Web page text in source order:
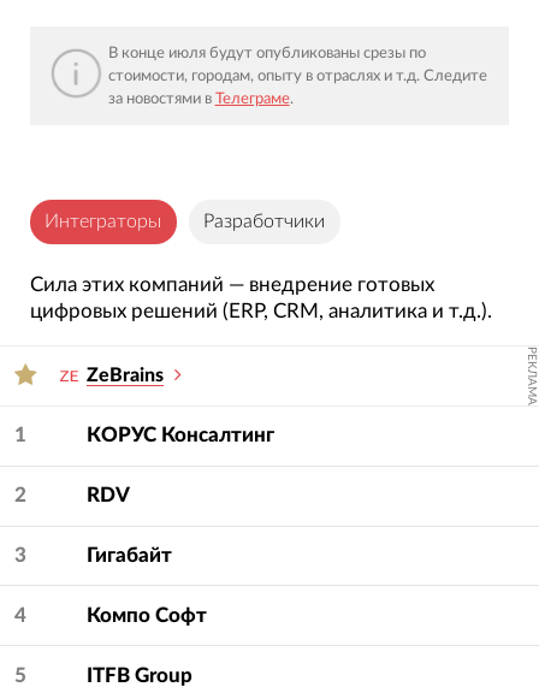
Оценка участников основана на глубоком
анализе проектов, услуг, отраслевой экспертизы
В конце июля будут опубликованы срезы по
стоимости, городам, опыту в отраслях и т.д. Следите
за новостями в Телеграме.
Интеграторы Разработчики
Сила этих компаний — внедрение готовых
цифровых решений (ERP, CRM, аналитика и т.д.).
ZeBrains РЕКЛАМА
1 КОРУС Консалтинг
2 RDV
3 Гигабайт
4 Компо Софт
5 ITFB Group